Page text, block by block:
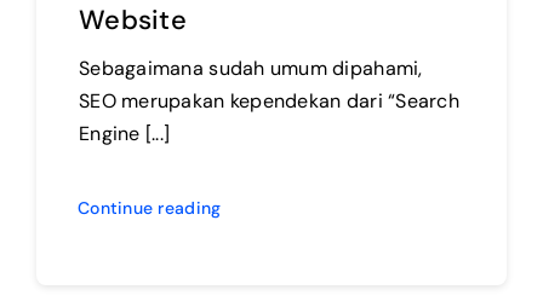
Website
Sebagaimana sudah umum dipahami,
SEO merupakan kependekan dari “Search
Engine [...]
Continue reading